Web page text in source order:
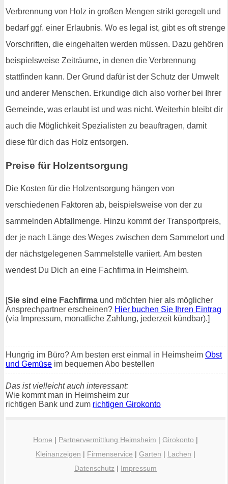
Verbrennung von Holz in großen Mengen strikt geregelt und
bedarf ggf. einer Erlaubnis. Wo es legal ist, gibt es oft strenge
Vorschriften, die eingehalten werden müssen. Dazu gehören
beispielsweise Zeiträume, in denen die Verbrennung
stattfinden kann. Der Grund dafür ist der Schutz der Umwelt
und anderer Menschen. Erkundige dich also vorher bei Ihrer
Gemeinde, was erlaubt ist und was nicht. Weiterhin bleibt dir
auch die Möglichkeit Spezialisten zu beauftragen, damit
diese für dich das Holz entsorgen.
Preise für Holzentsorgung
Die Kosten für die Holzentsorgung hängen von
verschiedenen Faktoren ab, beispielsweise von der zu
sammelnden Abfallmenge. Hinzu kommt der Transportpreis,
der je nach Länge des Weges zwischen dem Sammelort und
der nächstgelegenen Sammelstelle variiert. Am besten
wendest Du Dich an eine Fachfirma in Heimsheim.
[Sie sind eine Fachfirma und möchten hier als möglicher
Ansprechpartner erscheinen? Hier buchen Sie Ihren Eintrag
(via Impressum, monatliche Zahlung, jederzeit kündbar).]
Hungrig im Büro? Am besten erst einmal in Heimsheim Obst
und Gemüse im bequemen Abo bestellen
Das ist vielleicht auch interessant:
Wie kommt man in Heimsheim zur
richtigen Bank und zum richtigen Girokonto
Home | Partnervermittlung Heimsheim | Girokonto |
Kleinanzeigen | Firmenservice | Garten | Lachen |
Datenschutz | Impressum